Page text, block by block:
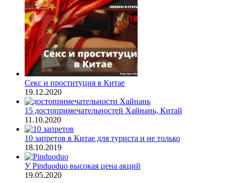
Секс и проституция в Китае
19.12.2020
15 достопримечательностей Хайнань, Китай
11.10.2020
10 запретов в Китае для туриста и не только
18.10.2019
У Pinduoduo высокая цена акций
19.05.2020